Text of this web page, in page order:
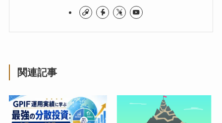
関連記事